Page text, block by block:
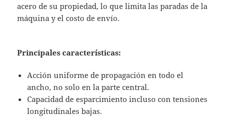
acero de su propiedad, lo que limita las paradas de la
máquina y el costo de envío.
Principales características:
Acción uniforme de propagación en todo el
ancho, no solo en la parte central.
Capacidad de esparcimiento incluso con tensiones
longitudinales bajas.